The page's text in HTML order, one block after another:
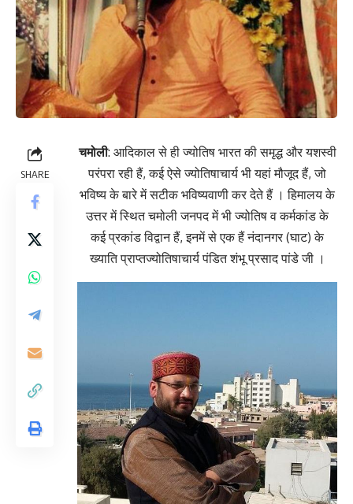
SHARE
चमोली: आदिकाल से ही ज्योतिष भारत की समृद्ध और यशस्वी
परंपरा रही हैं, कई ऐसे ज्योतिषाचार्य भी यहां मौजूद हैं, जो
भविष्य के बारे में सटीक भविष्यवाणी कर देते हैं । हिमालय के
उत्तर में स्थित चमोली जनपद में भी ज्योतिष व कर्मकांड के
कई प्रकांड विद्वान हैं, इनमें से एक हैं नंदानगर (घाट) के
ख्याति प्राप्तज्योतिषाचार्य पंडित शंभू प्रसाद पांडे जी ।